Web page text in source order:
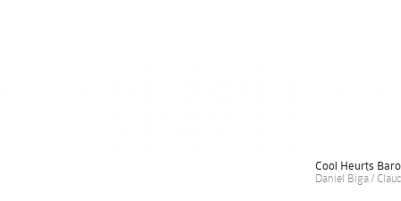
Cool Heurts
Daniel Biga /